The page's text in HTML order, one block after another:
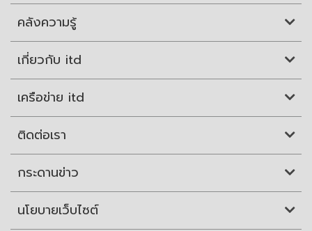
คลังความรู้
เกี่ยวกับ itd
เครือข่าย itd
ติดต่อเรา
กระดานข่าว
นโยบายเว็บไซต์